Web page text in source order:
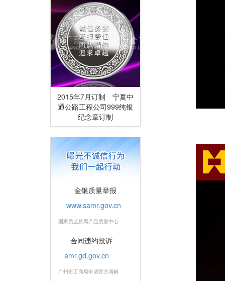
2015年7月订制 宁夏中
通公路工程公司999纯银
纪念章订制
金银质量举报
www.samr.gov.cn
国家质监总局产品质量中心
合同违约投诉
amr.gd.gov.cn
广州市工商局申请官方调解